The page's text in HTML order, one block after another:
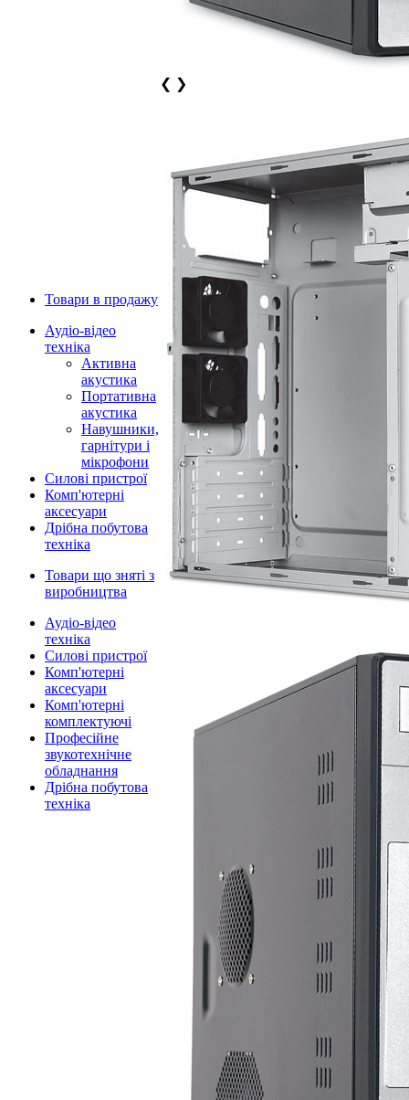
Товари в продажу
Аудіо-відео
техніка
Активна
акустика
Портативна
акустика
Навушники,
гарнітури і
мікрофони
Силові пристрої
Комп'ютерні
аксесуари
Дрібна побутова
техніка
Товари що зняті з
виробництва
Аудіо-відео
техніка
Силові пристрої
Комп'ютерні
аксесуари
Комп'ютерні
комплектуючі
Професійне
звукотехнічне
обладнання
Дрібна побутова
техніка
❮ ❯